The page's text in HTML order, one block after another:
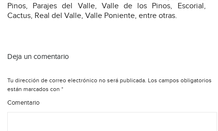
Pinos, Parajes del Valle, Valle de los Pinos, Escorial,
Cactus, Real del Valle, Valle Poniente, entre otras.
Deja un comentario
Tu dirección de correo electrónico no será publicada. Los campos obligatorios
están marcados con *
Comentario